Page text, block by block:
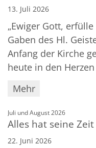
13. Juli 2026
„Ewiger Gott,
Gaben des Hl.
Anfang der Kirche
heute in den
Mehr
Juli und August 2026:
Alles hat seine
22. Juni 2026